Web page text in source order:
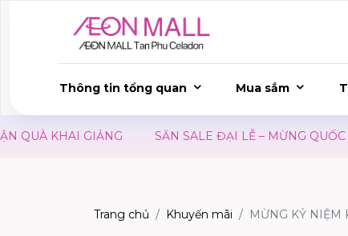
Thông tin tổng quan Mua sắm
QUÀ KHAI GIẢNG SĂN SALE ĐẠI LỄ – MỪNG QUỐC
Trang chủ Khuyến mãi MỪNG KỶ NIỆM